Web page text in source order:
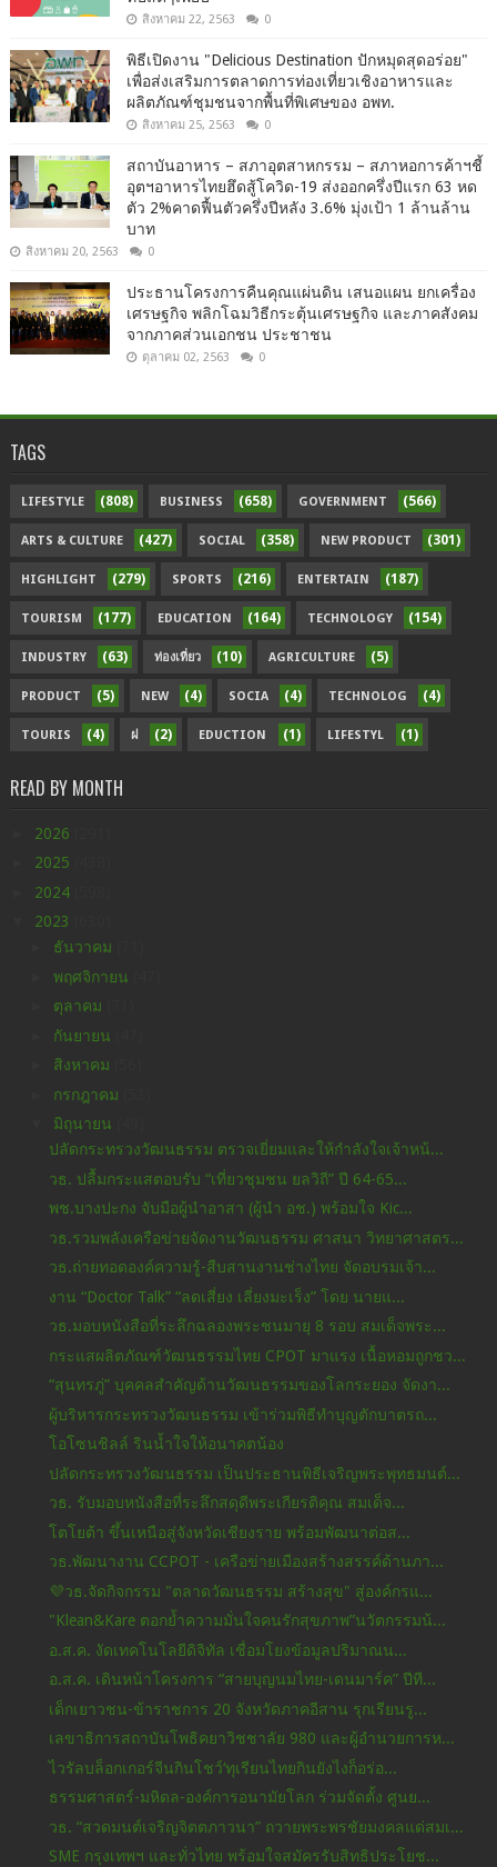
สิงหาคม 22, 2563 0
พิธีเปิดงาน "Delicious Destination ปักหมุดสุดอร่อย"
เพื่อส่งเสริมการตลาดการท่องเที่ยวเชิงอาหารและ
ผลิตภัณฑ์ชุมชนจากพื้นที่พิเศษของ อพท.
สิงหาคม 25, 2563 0
สถาบันอาหาร – สภาอุตสาหกรรม – สภาหอการค้าฯชี้
อุตฯอาหารไทยฮึดสู้โควิด-19 ส่งออกครึ่งปีแรก 63 หด
ตัว 2%คาดฟื้นตัวครึ่งปีหลัง 3.6% มุ่งเป้า 1 ล้านล้าน
บาท
สิงหาคม 20, 2563 0
ประธานโครงการคืนคุณแผ่นดิน เสนอแผน ยกเครื่อง
เศรษฐกิจ พลิกโฉมวิธีกระตุ้นเศรษฐกิจ และภาคสังคม
จากภาคส่วนเอกชน ประชาชน
ตุลาคม 02, 2563 0
TAGS
LIFESTYLE (808) BUSINESS (658) GOVERNMENT (566)
ARTS & CULTURE (427) SOCIAL (358) NEW PRODUCT (301)
HIGHLIGHT (279) SPORTS (216) ENTERTAIN (187)
TOURISM (177) EDUCATION (164) TECHNOLOGY (154)
INDUSTRY (63) ท่องเที่ยว (10) AGRICULTURE (5)
PRODUCT (5) NEW (4) SOCIA (4) TECHNOLOG (4)
TOURIS (4) ฝ (2) EDUCTION (1) LIFESTYL (1)
READ BY MONTH
2026
2025
2024
2023
ธันวาคม
พฤศจิกายน
ตุลาคม
กันยายน
สิงหาคม
กรกฎาคม
มิถุนายน
ปลัดกระทรวงวัฒนธรรม ตรวจเยี่ยมและให้กำลังใจเจ้าหน้...
วธ. ปลื้มกระแสตอบรับ “เที่ยวชุมชน ยลวิถี” ปี 64-65...
พช.บางปะกง จับมือผู้นำอาสา (ผู้นำ อช.) พร้อมใจ Kic...
วธ.รวมพลังเครือข่ายจัดงานวัฒนธรรม ศาสนา วิทยาศาสตร...
วธ.ถ่ายทอดองค์ความรู้-สืบสานงานช่างไทย จัดอบรมเจ้า...
งาน “Doctor Talk” “ลดเสี่ยง เลี่ยงมะเร็ง” โดย นายแ...
วธ.มอบหนังสือที่ระลึกฉลองพระชนมายุ 8 รอบ สมเด็จพระ...
กระแสผลิตภัณฑ์วัฒนธรรมไทย CPOT มาแรง เนื้อหอมถูกชว...
“สุนทรภู่” บุคคลสำคัญด้านวัฒนธรรมของโลกระยอง จัดงา...
ผู้บริหารกระทรวงวัฒนธรรม เข้าร่วมพิธีทำบุญตักบาตรถ...
โอโซนชิลล์ รินน้ำใจให้อนาคตน้อง
ปลัดกระทรวงวัฒนธรรม เป็นประธานพิธีเจริญพระพุทธมนต์...
วธ. รับมอบหนังสือที่ระลึกสดุดีพระเกียรติคุณ สมเด็จ...
โตโยต้า ขึ้นเหนือสู่จังหวัดเชียงราย พร้อมพัฒนาต่อส...
วธ.พัฒนางาน CCPOT - เครือข่ายเมืองสร้างสรรค์ด้านภา...
💜วธ.จัดกิจกรรม "ตลาดวัฒนธรรม สร้างสุข" สู่องค์กรแ...
"Klean&Kare ตอกย้ำความมั่นใจคนรักสุขภาพ”นวัตกรรมน้...
อ.ส.ค. งัดเทคโนโลยีดิจิทัล เชื่อมโยงข้อมูลปริมาณน...
อ.ส.ค. เดินหน้าโครงการ “สายบุญนมไทย-เดนมาร์ค” ปีที...
เด็กเยาวชน-ข้าราชการ 20 จังหวัดภาคอีสาน รุกเรียนรู...
เลขาธิการสถาบันโพธิคยาวิชชาลัย 980 และผู้อำนวยการห...
ไวรัลบล็อกเกอร์จีนกินโชว์‘ทุเรียนไทยกินยังไงก็อร่อ...
ธรรมศาสตร์-มหิดล-องค์การอนามัยโลก ร่วมจัดตั้ง ศูนย...
วธ. “สวดมนต์เจริญจิตตภาวนา” ถวายพระพรชัยมงคลแด่สมเ...
SME กรุงเทพฯ และทั่วไทย พร้อมใจสมัครรับสิทธิประโยช...